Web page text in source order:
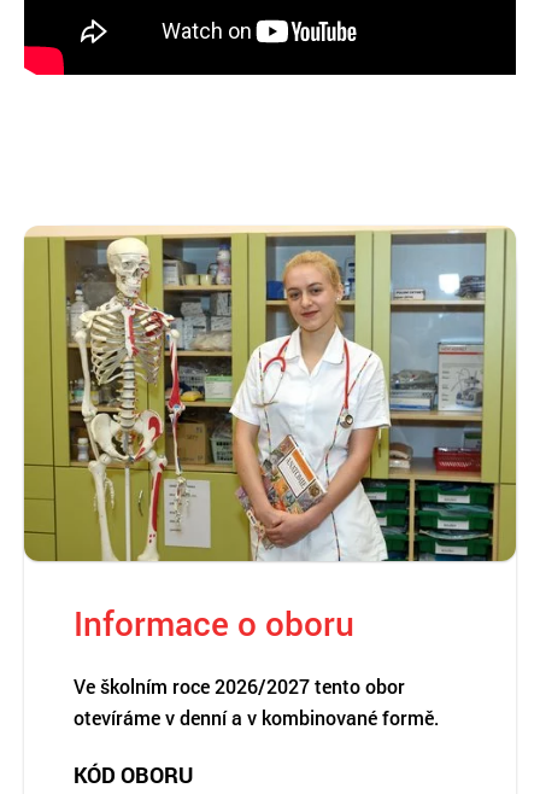
Informace o oboru
Ve školním roce 2026/2027 tento obor
otevíráme v denní a v kombinované formě.
KÓD OBORU